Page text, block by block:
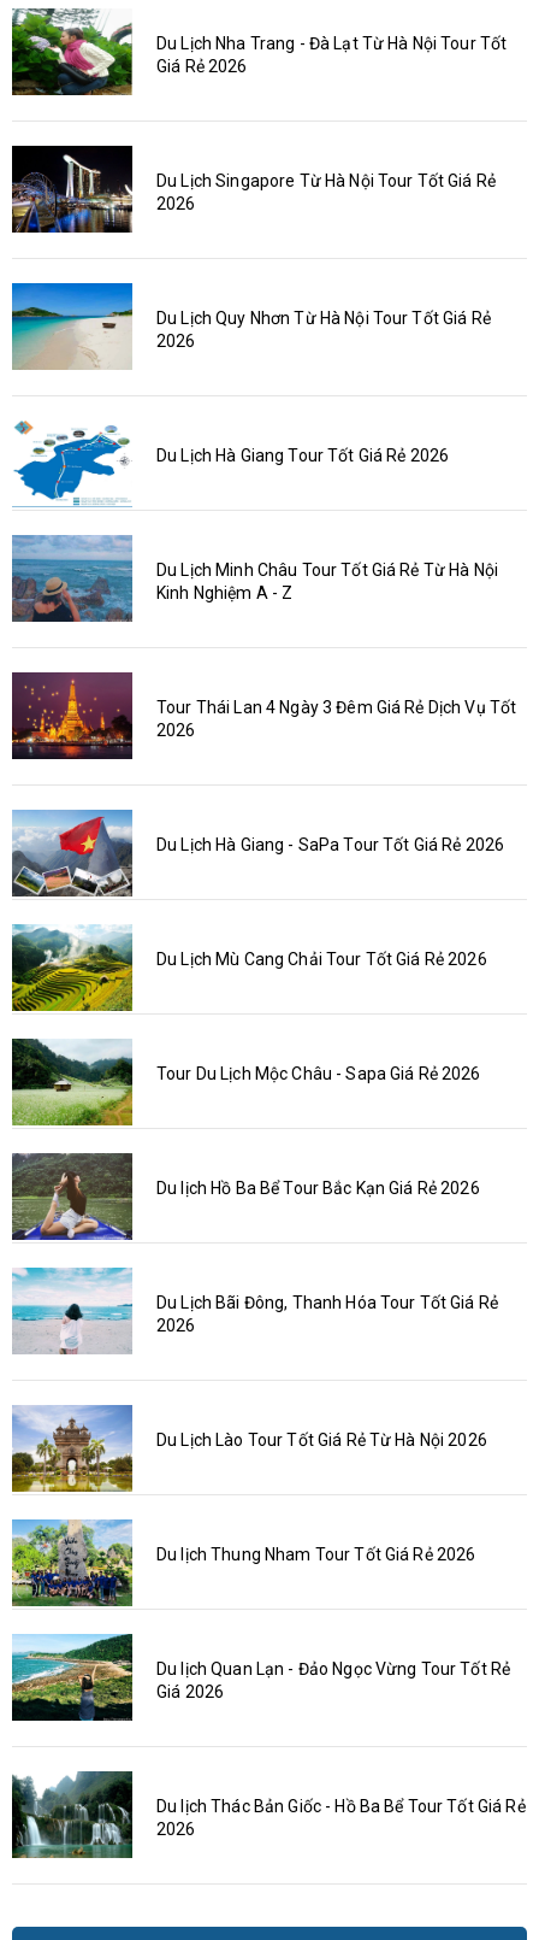
Du Lịch Nha Trang - Đà Lạt Từ Hà Nội Tour Tốt
Giá Rẻ 2026
Du Lịch Singapore Từ Hà Nội Tour Tốt Giá Rẻ
2026
Du Lịch Quy Nhơn Từ Hà Nội Tour Tốt Giá Rẻ
2026
Du Lịch Hà Giang Tour Tốt Giá Rẻ 2026
Du Lịch Minh Châu Tour Tốt Giá Rẻ Từ Hà Nội
Kinh Nghiệm A - Z
Tour Thái Lan 4 Ngày 3 Đêm Giá Rẻ Dịch Vụ Tốt
2026
Du Lịch Hà Giang - SaPa Tour Tốt Giá Rẻ 2026
Du Lịch Mù Cang Chải Tour Tốt Giá Rẻ 2026
Tour Du Lịch Mộc Châu - Sapa Giá Rẻ 2026
Du lịch Hồ Ba Bể Tour Bắc Kạn Giá Rẻ 2026
Du Lịch Bãi Đông, Thanh Hóa Tour Tốt Giá Rẻ
2026
Du Lịch Lào Tour Tốt Giá Rẻ Từ Hà Nội 2026
Du lịch Thung Nham Tour Tốt Giá Rẻ 2026
Du lịch Quan Lạn - Đảo Ngọc Vừng Tour Tốt Rẻ
Giá 2026
Du lịch Thác Bản Giốc - Hồ Ba Bể Tour Tốt Giá Rẻ
2026